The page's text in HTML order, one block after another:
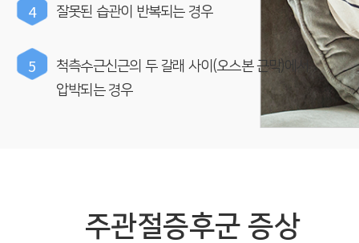
4 잘못된 습관이 반복되는 경우
5
척측수근신근의 두 갈래 사이(오스본 근막)에서
압박되는 경우
주관절증후군 증상